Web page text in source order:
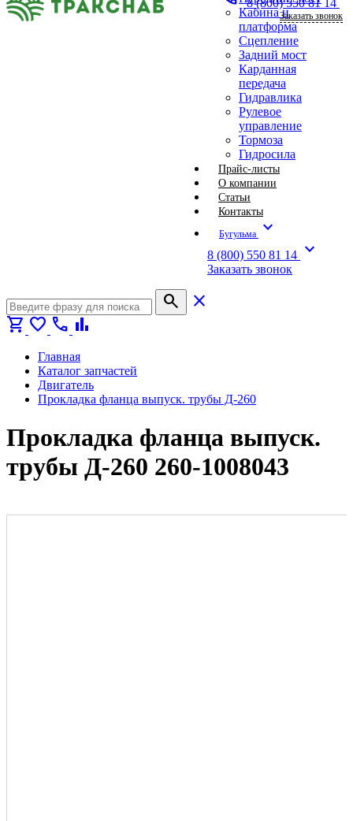
Кабина и
платформа
Сцепление
Задний мост
Карданная
передача
Гидравлика
Рулевое
управление
Тормоза
Гидросила
Прайс-листы
О компании
Статьи
Контакты
Бугульма expand_more
8 (800) 550 81 14 expand_more
Заказать звонок
Заказать звонок
search
close
shopping_cart favorite call bar_chart
Главная
Каталог запчастей
Двигатель
Прокладка фланца выпуск. трубы Д-260
Прокладка фланца выпуск.
трубы Д-260 260-1008043